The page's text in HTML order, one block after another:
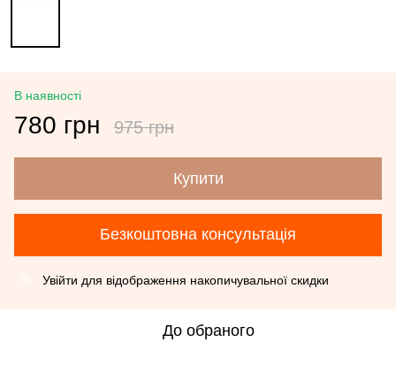
В наявності
780 грн 975 грн
Купити
Безкоштовна консультація
Увійти для відображення накопичувальної скидки
До обраного